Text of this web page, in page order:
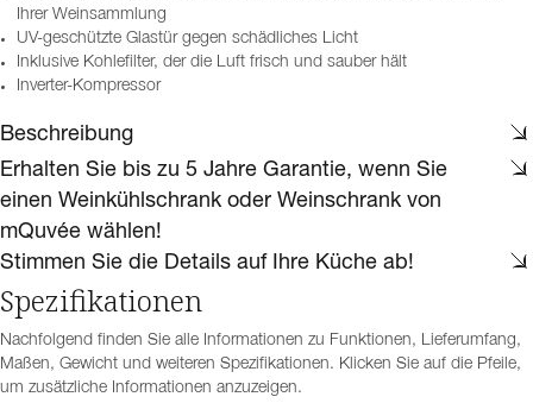
Ihrer Weinsammlung
UV-geschützte Glastür gegen schädliches Licht
Inklusive Kohlefilter, der die Luft frisch und sauber hält
Inverter-Kompressor
Beschreibung
Erhalten Sie bis zu 5 Jahre Garantie, wenn Sie
einen Weinkühlschrank oder Weinschrank von
mQuvée wählen!
Stimmen Sie die Details auf Ihre Küche ab!
Spezifikationen
Nachfolgend finden Sie alle Informationen zu Funktionen, Lieferumfang,
Maßen, Gewicht und weiteren Spezifikationen. Klicken Sie auf die Pfeile,
um zusätzliche Informationen anzuzeigen.